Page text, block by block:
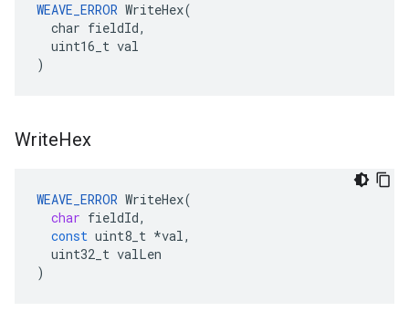
WEAVE_ERROR WriteHex(
  char fieldId,
  uint16_t val
)
WriteHex
WEAVE_ERROR WriteHex(
char fieldId,
const uint8_t *val,
uint32_t valLen
)